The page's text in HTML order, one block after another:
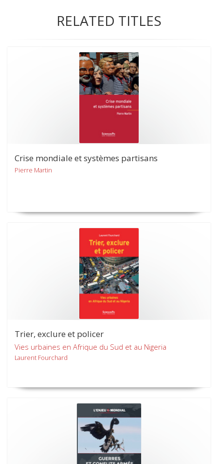
RELATED TITLES
Crise mondiale et systèmes partisans
Pierre Martin
Trier, exclure et policer
Vies urbaines en Afrique du Sud et au Nigeria
Laurent Fourchard